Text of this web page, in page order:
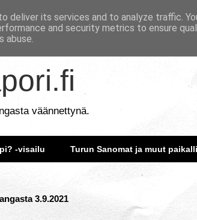
väännettynä.
-visailu Turun Sanomat ja muut
3.9.2021
deliver its services and to analyze traffic.
and security metrics to ensure
abuse.